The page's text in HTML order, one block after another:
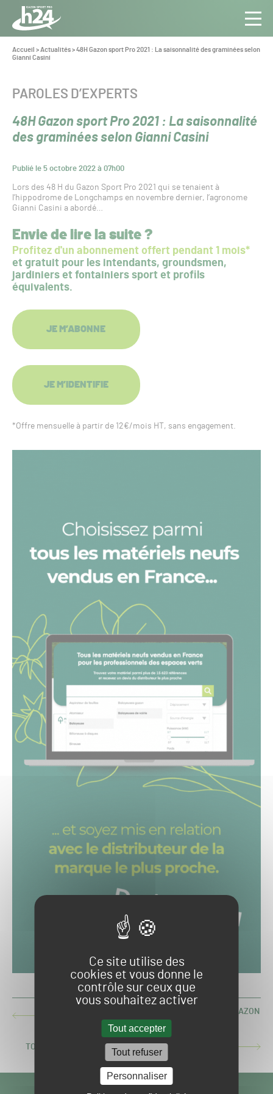
Panneau de gestion des cookies
Ce site utilise des
cookies et vous donne le
contrôle sur ceux que
vous souhaitez activer
Tout accepter
Tout refuser
Personnaliser
Aller au contenu
Toute
l’info
du Gazon
Vous
êtes
Accueil >Actualités>48H Gazon sport Pro 2021 : La saisonnalité des graminées selon
Gianni Casini
48H Gazon sport Pro 2021 : La saisonnalité
des graminées selon Gianni Casini
Publié le 5 octobre 2022 à 07h00
CATÉGORIE :
PAROLES D’EXPERTS
Lors des 48 H du Gazon Sport Pro 2021 qui se tenaient à
l’hippodrome de Longchamps en novembre dernier, l’agronome
Gianni Casini a abordé…
Envie de lire la suite ?
Profitez d'un abonnement offert pendant 1 mois*
et gratuit pour les intendants, groundsmen,
jardiniers et fontainiers sport et profils
équivalents.
JE M’ABONNE
JE M’IDENTIFIE
*Offre mensuelle à partir de 12€/mois HT, sans engagement.
ARTICLE
ROBOTS DE TONTE : IMPACTS SUR LA QUALITÉ DU GAZON
ARTICLE
TOOPI ORGANICS : DE L’URINE COMME BIOSTIMULANT